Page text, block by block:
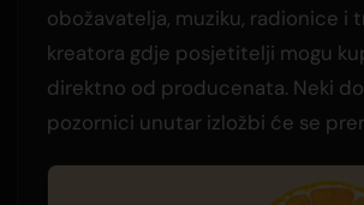
obožavatelja, muziku, radionice i
kreatora gdje posjetitelji mogu
direktno od producenata. Neki
pozornici unutar izložbi će se